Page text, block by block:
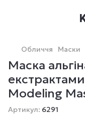
Обличчя Маски
Маска
Modeling
Артикул: 6291